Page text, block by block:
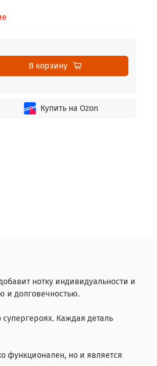
В корзину
Купить на Ozon
нотку индивидуальности и
и долговечностью.
Каждая деталь
функционален, но и является